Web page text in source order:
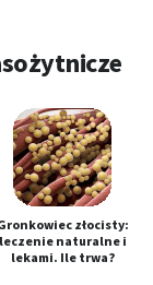
złocisty:
leczenie naturalne i
lekami. Ile trwa?